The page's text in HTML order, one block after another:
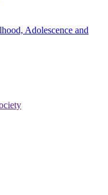
Adolescence and